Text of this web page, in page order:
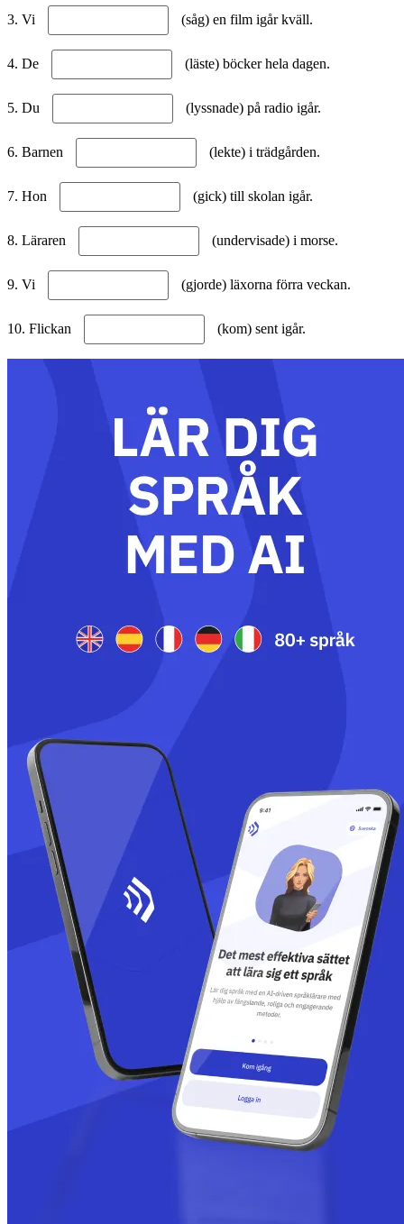
3. Vi (såg) en film igår kväll.
4. De (läste) böcker hela dagen.
5. Du (lyssnade) på radio igår.
6. Barnen (lekte) i trädgården.
7. Hon (gick) till skolan igår.
8. Läraren (undervisade) i morse.
9. Vi (gjorde) läxorna förra veckan.
10. Flickan (kom) sent igår.